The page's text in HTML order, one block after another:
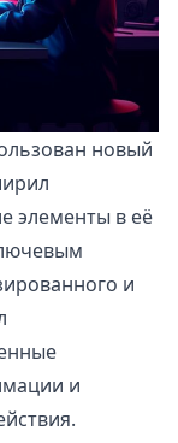
новый
элементы в её
и
и